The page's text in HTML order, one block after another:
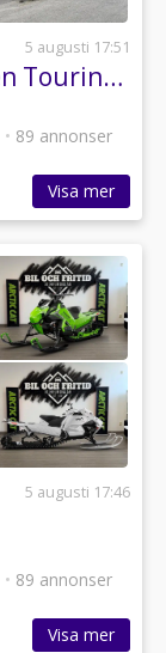
5 augusti 17:51
BMW 330e xDrive Widescreen Touring Steptronic Comfort
• 89 annonser
Visa mer
5 augusti 17:46
• 89 annonser
Visa mer